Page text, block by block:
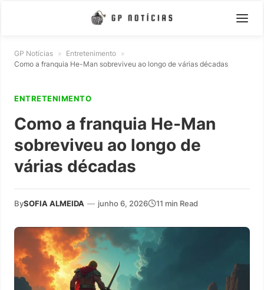
GP Notícias » Entretenimento »
Como a franquia He-Man sobreviveu ao longo de várias décadas
ENTRETENIMENTO
Como a franquia He-Man
sobreviveu ao longo de
várias décadas
BySOFIA ALMEIDA — junho 6, 2026 11 min Read